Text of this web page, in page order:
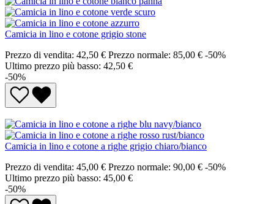
Camicia in lino e cotone grigio stone
Prezzo di vendita: 42,50 € Prezzo normale: 85,00 € -50%
Ultimo prezzo più basso: 42,50 €
-50%
Camicia in lino e cotone a righe grigio chiaro/bianco
Prezzo di vendita: 45,00 € Prezzo normale: 90,00 € -50%
Ultimo prezzo più basso: 45,00 €
-50%